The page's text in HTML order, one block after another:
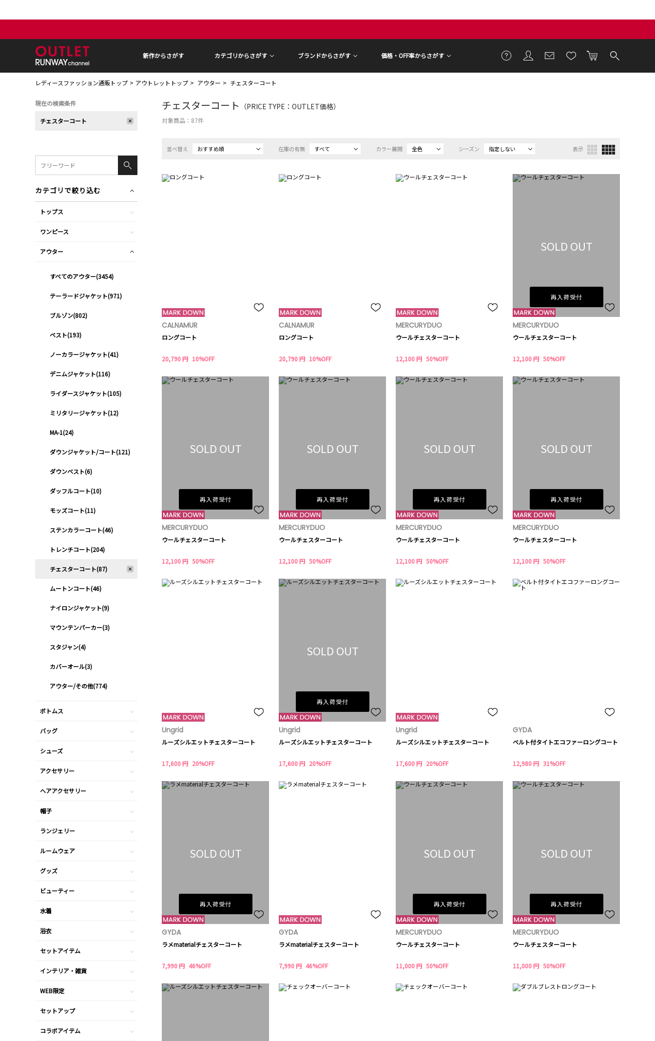
新作からさがす カテゴリからさがす ブランドからさがす 価格・OFF率からさがす
レディースファッション通販トップ アウトレットトップ アウター チェスターコート
チェスターコート （PRICE TYPE：OUTLET価格）
対象商品： 87件
並べ替え おすすめ順 在庫の有無 すべて カラー展開 全色 シーズン 指定しない 表示
CALNAMUR
ロングコート
20,790 円 10%OFF
CALNAMUR
ロングコート
20,790 円 10%OFF
MERCURYDUO
ウールチェスターコート
12,100 円 50%OFF
SOLD OUT
再入荷受付
MERCURYDUO
ウールチェスターコート
12,100 円 50%OFF
SOLD OUT
再入荷受付
MERCURYDUO
ウールチェスターコート
12,100 円 50%OFF
SOLD OUT
再入荷受付
MERCURYDUO
ウールチェスターコート
12,100 円 50%OFF
SOLD OUT
再入荷受付
MERCURYDUO
ウールチェスターコート
12,100 円 50%OFF
SOLD OUT
再入荷受付
MERCURYDUO
ウールチェスターコート
12,100 円 50%OFF
Ungrid
ルーズシルエットチェスターコート
17,600 円 20%OFF
SOLD OUT
再入荷受付
Ungrid
ルーズシルエットチェスターコート
17,600 円 20%OFF
Ungrid
ルーズシルエットチェスターコート
17,600 円 20%OFF
GYDA
ベルト付タイトエコファーロングコート
12,980 円 31%OFF
SOLD OUT
再入荷受付
GYDA
ラメmaterialチェスターコート
7,990 円 46%OFF
GYDA
ラメmaterialチェスターコート
7,990 円 46%OFF
SOLD OUT
再入荷受付
MERCURYDUO
ウールチェスターコート
11,000 円 50%OFF
SOLD OUT
再入荷受付
MERCURYDUO
ウールチェスターコート
11,000 円 50%OFF
現在の検索条件
チェスターコート
カテゴリで絞り込む
トップス
ワンピース
アウター
すべてのアウター(3454)
テーラードジャケット(971)
ブルゾン(802)
ベスト(193)
ノーカラージャケット(41)
デニムジャケット(116)
ライダースジャケット(105)
ミリタリージャケット(12)
MA-1(24)
ダウンジャケット/コート(121)
ダウンベスト(6)
ダッフルコート(10)
モッズコート(11)
ステンカラーコート(46)
トレンチコート(204)
チェスターコート(87)
ムートンコート(46)
ナイロンジャケット(9)
マウンテンパーカー(3)
スタジャン(4)
カバーオール(3)
アウター/その他(774)
ボトムス
バッグ
シューズ
アクセサリー
ヘアアクセサリー
帽子
ランジェリー
ルームウェア
グッズ
ビューティー
水着
浴衣
セットアイテム
インテリア・雑貨
WEB限定
セットアップ
コラボアイテム